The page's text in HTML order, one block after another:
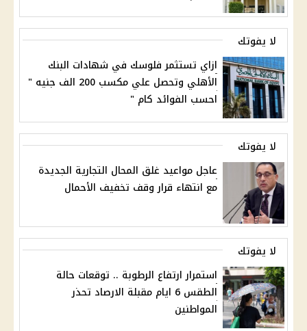
لا يفوتك
ازاي تستثمر فلوسك في شهادات البنك
الأهلي وتحصل علي مكسب 200 الف جنيه "
احسب الفوائد كام "
لا يفوتك
عاجل مواعيد غلق المحال التجارية الجديدة
مع انتهاء قرار وقف تخفيف الأحمال
لا يفوتك
استمرار ارتفاع الرطوبة .. توقعات حالة
الطقس 6 ايام مقبلة الارصاد تحذر
المواطنين